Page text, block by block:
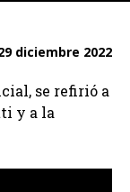
diciembre 2022
se refirió a
y a la